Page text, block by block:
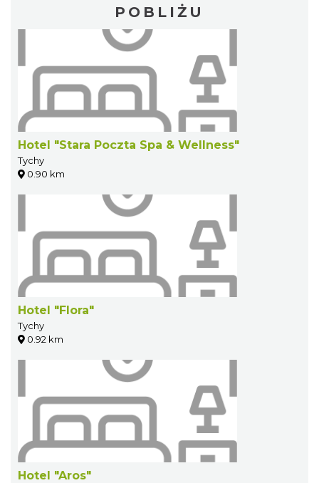
POBLIŻU
Hotel "Stara Poczta Spa & Wellness"
Tychy
0.90 km
Hotel "Flora"
Tychy
0.92 km
Hotel "Aros"